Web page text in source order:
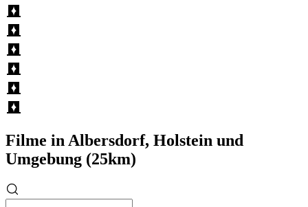
Filme in Albersdorf, Holstein und
Umgebung (25km)